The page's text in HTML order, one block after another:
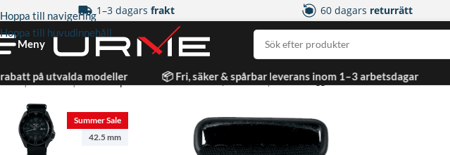
Hoppa till navigering
Hoppa till huvudinnehåll
1–3 dagars frakt 60 dagars returrätt
Meny
på utvalda modeller 📦 Fri, säker & spårbar leverans inom 1–3 arbetsdagar
Hem|Automat|Seiko 5 Sports Automatic Svart/Textil 42,5 mm
Summer Sale
42.5 mm